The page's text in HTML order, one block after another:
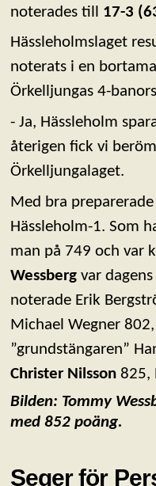
noterades till
17-3
Hässleholmslaget
noterats i en
Örkelljungas 4-
- Ja, Hässleholm
återigen fick vi
Örkelljungalaget.
Med bra
Hässleholm-1. Som
man på 749 och var
Wessbergvar
noterade Erik
Michael Wegner
”grundstängaren”
Christer Nilsson825,
Bilden: Tommy
med 852 poäng.
Seger för